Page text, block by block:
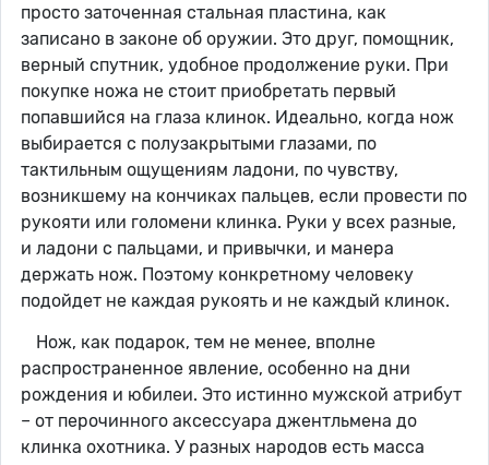
просто заточенная стальная пластина, как
записано в законе об оружии. Это друг, помощник,
верный спутник, удобное продолжение руки. При
покупке ножа не стоит приобретать первый
попавшийся на глаза клинок. Идеально, когда нож
выбирается с полузакрытыми глазами, по
тактильным ощущениям ладони, по чувству,
возникшему на кончиках пальцев, если провести по
рукояти или голомени клинка. Руки у всех разные,
и ладони с пальцами, и привычки, и манера
держать нож. Поэтому конкретному человеку
подойдет не каждая рукоять и не каждый клинок.
Нож, как подарок, тем не менее, вполне
распространенное явление, особенно на дни
рождения и юбилеи. Это истинно мужской атрибут
– от перочинного аксессуара джентльмена до
клинка охотника. У разных народов есть масса